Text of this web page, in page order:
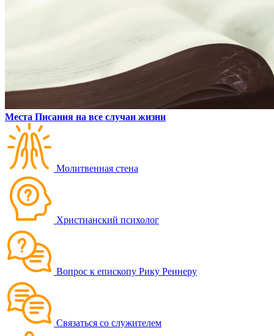
Места Писания на все случаи жизни
Молитвенная стена
Христианский психолог
Вопрос к епископу Рику Реннеру
Связаться со служителем